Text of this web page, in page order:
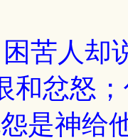
苦人却
和忿怒
是神给